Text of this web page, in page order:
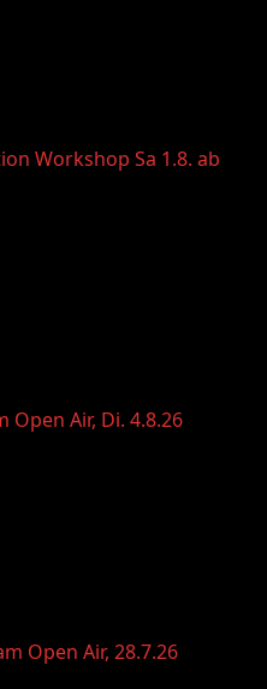
Workshop Sa 1.8. ab
Air, Di. 4.8.26
Open Air, 28.7.26